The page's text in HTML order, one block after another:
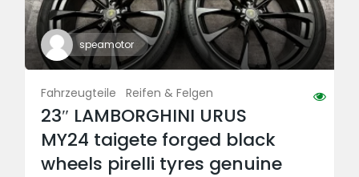
speamotor
Fahrzeugteile Reifen & Felgen
23″ LAMBORGHINI URUS
MY24 taigete forged black
wheels pirelli tyres genuine